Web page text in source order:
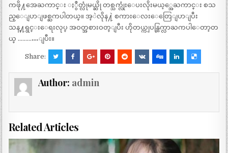
ကဖို႔အေႀကာင္း ႏွဳတ္လုံမယ္ဆို တစ္သက္လုံးေပးလိုးမယ့္အေႀကာင္း စသ
ည္ေျပာျဖစ္ႀကပါတယ္။ အ့ဲလိုန႔ဲ စကားေလးေတြေျပာျပီး
သန္႔ရွင္းေရးလုပ္ အဝတ္အစားဝတ္ျပီး ဟိုတယ္ကျပန္ထြက္လာႀကပါေတာ့တ
ယ္ …………ျပီး။
Share:
Author: admin
Related Articles